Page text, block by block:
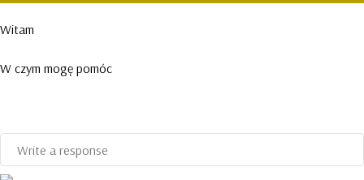
Witam
W czym mogę pomóc